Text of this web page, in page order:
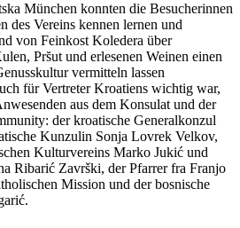
München konnten die Besucherinnen
des Vereins kennen lernen und
von Feinkost Koledera über
Prs̆ut und erlesenen Weinen einen
vermitteln lassen
für Vertreter Kroatiens wichtig war,
aus dem Konsulat und der
der kroatische Generalkonzul
Kunzulin Sonja Lovrek Velkov,
Kulturvereins Marko Jukić und
Ribarić Završki, der Pfarrer fra Franjo
Mission und der bosnische